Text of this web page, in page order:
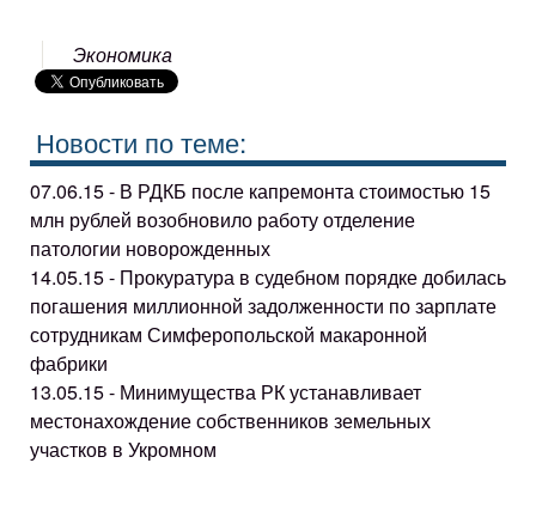
Экономика
Новости по теме:
07.06.15 - В РДКБ после капремонта стоимостью 15
млн рублей возобновило работу отделение
патологии новорожденных
14.05.15 - Прокуратура в судебном порядке добилась
погашения миллионной задолженности по зарплате
сотрудникам Симферопольской макаронной
фабрики
13.05.15 - Минимущества РК устанавливает
местонахождение собственников земельных
участков в Укромном